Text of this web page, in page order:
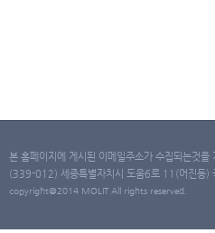
본 홈페이지에 게시된 이메일주소가 수집되는것
(339-012) 세종특별자치시 도움6로 11(어진
copyright@2014 MOLIT All rights reserved.